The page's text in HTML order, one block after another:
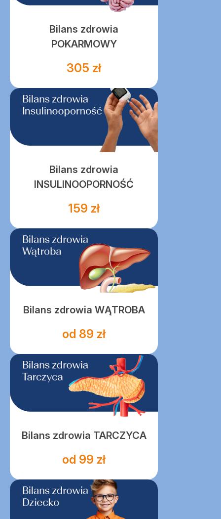
Bilans zdrowia
POKARMOWY
305 zł
Bilans zdrowia
INSULINOOPORNOŚĆ
159 zł
Bilans zdrowia WĄTROBA
od 89 zł
Bilans zdrowia TARCZYCA
od 99 zł